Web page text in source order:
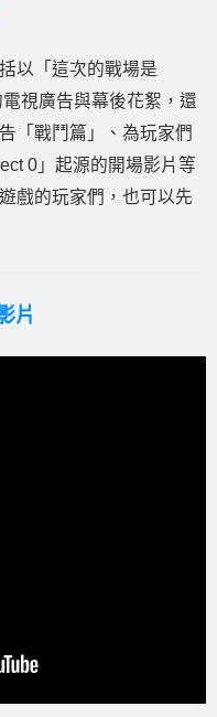
以「這次的戰場是
視廣告與幕後花絮，還
「戰鬥篇」、為玩家們
0」起源的開場影片等
戲的玩家們，也可以先
片